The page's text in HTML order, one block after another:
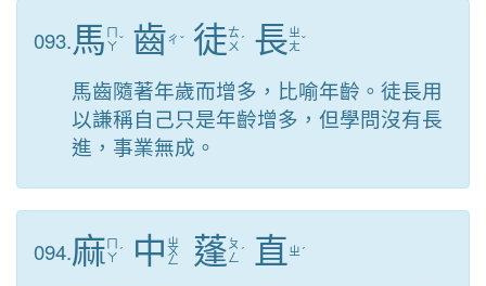
093.馬 ㄇ
ㄚˇ 齒ㄔ ˇ 徒ㄊ
ㄨ ˊ 長ㄓ
ㄤˇ
馬齒隨著年歲而增多，比喻年齡。徒長用
以謙稱自己只是年齡增多，但學問沒有長
進，事業無成。
094.麻 ㄇ
ㄚ ˊ 中 ㄓ
ㄨ
ㄥ 蓬 ㄆ
ㄥ ˊ 直 ㄓ ˊ